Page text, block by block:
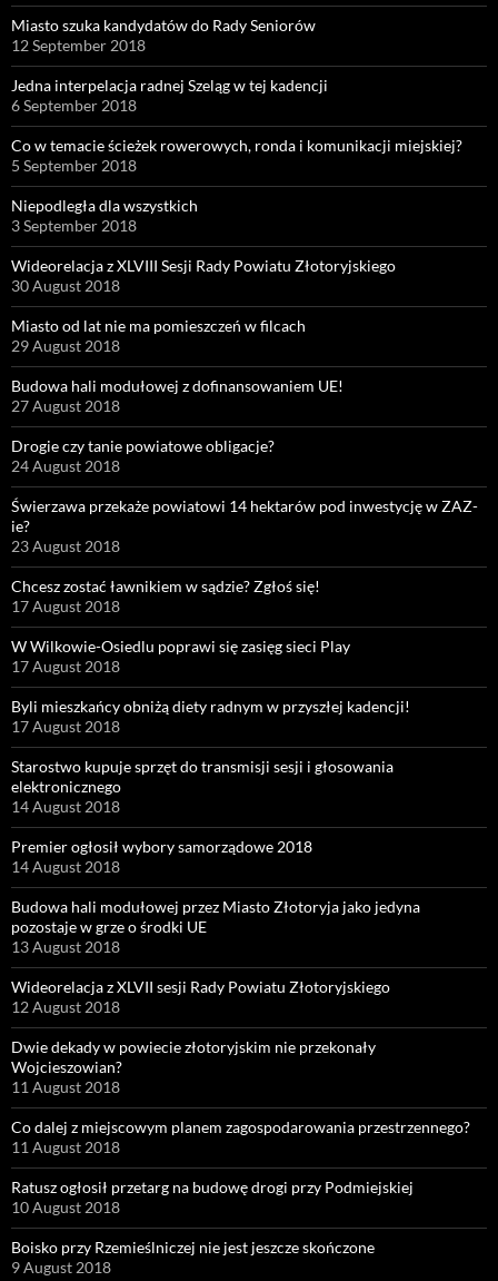
Miasto szuka kandydatów do Rady Seniorów
12 September 2018
Jedna interpelacja radnej Szeląg w tej kadencji
6 September 2018
Co w temacie ścieżek rowerowych, ronda i komunikacji miejskiej?
5 September 2018
Niepodległa dla wszystkich
3 September 2018
Wideorelacja z XLVIII Sesji Rady Powiatu Złotoryjskiego
30 August 2018
Miasto od lat nie ma pomieszczeń w filcach
29 August 2018
Budowa hali modułowej z dofinansowaniem UE!
27 August 2018
Drogie czy tanie powiatowe obligacje?
24 August 2018
Świerzawa przekaże powiatowi 14 hektarów pod inwestycję w ZAZ-
ie?
23 August 2018
Chcesz zostać ławnikiem w sądzie? Zgłoś się!
17 August 2018
W Wilkowie-Osiedlu poprawi się zasięg sieci Play
17 August 2018
Byli mieszkańcy obniżą diety radnym w przyszłej kadencji!
17 August 2018
Starostwo kupuje sprzęt do transmisji sesji i głosowania
elektronicznego
14 August 2018
Premier ogłosił wybory samorządowe 2018
14 August 2018
Budowa hali modułowej przez Miasto Złotoryja jako jedyna
pozostaje w grze o środki UE
13 August 2018
Wideorelacja z XLVII sesji Rady Powiatu Złotoryjskiego
12 August 2018
Dwie dekady w powiecie złotoryjskim nie przekonały
Wojcieszowian?
11 August 2018
Co dalej z miejscowym planem zagospodarowania przestrzennego?
11 August 2018
Ratusz ogłosił przetarg na budowę drogi przy Podmiejskiej
10 August 2018
Boisko przy Rzemieślniczej nie jest jeszcze skończone
9 August 2018